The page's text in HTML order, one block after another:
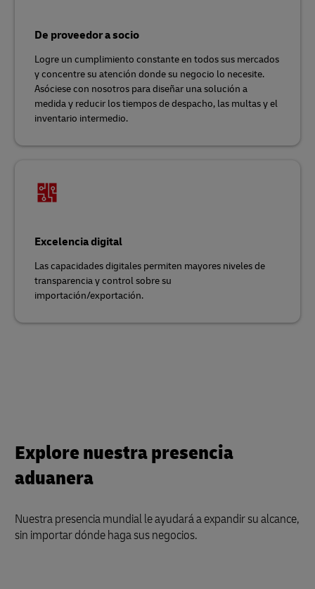
De proveedor a socio
Logre un cumplimiento constante en todos sus mercados
y concentre su atención donde su negocio lo necesite.
Asóciese con nosotros para diseñar una solución a
medida y reducir los tiempos de despacho, las multas y el
inventario intermedio.
Excelencia digital
Las capacidades digitales permiten mayores niveles de
transparencia y control sobre su
importación/exportación.
Explore nuestra presencia
aduanera
Nuestra presencia mundial le ayudará a expandir su alcance,
sin importar dónde haga sus negocios.